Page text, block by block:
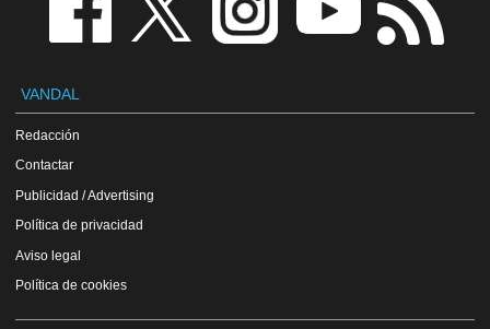
VANDAL
Redacción
Contactar
Publicidad / Advertising
Política de privacidad
Aviso legal
Política de cookies